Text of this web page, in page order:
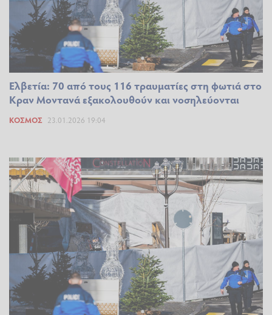
Ελβετία: 70 από τους 116 τραυματίες στη φωτιά στο
Κραν Μοντανά εξακολουθούν και νοσηλεύονται
ΚΌΣΜΟΣ 23.01.2026 19:04